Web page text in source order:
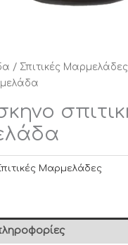
/ Σπιτικές Μαρμελάδες
Μαρμελάδες